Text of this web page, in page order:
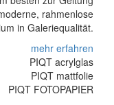
rahmenlose
in Galeriequalität.
mehr erfahren